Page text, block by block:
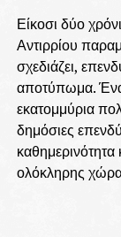
Είκοσι δύο
Αντιρρίου
σχεδιάζει,
αποτύπωμα. Ένα
εκατομμύρια
δημόσιες
καθημερινότητα
ολόκληρης